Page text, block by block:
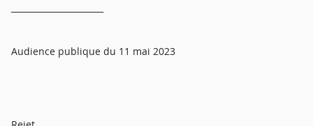
Audience publique du 11 mai 2023